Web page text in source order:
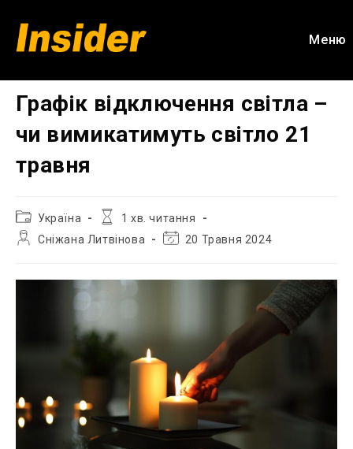
вмісту
Меню
Графік відключення світла –
чи вимикатимуть світло 21
травня
Категорія
запису:
Україна
Час
1 хв. читання
АвторСніжана Литвінова
Остання20 Травня 2024